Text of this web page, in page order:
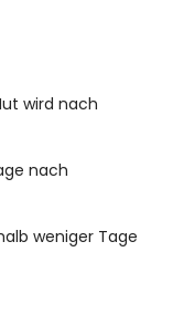
wird nach
nach
weniger Tage